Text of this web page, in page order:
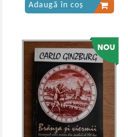
Adaugă în coș